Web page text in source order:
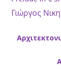
Γιώργος